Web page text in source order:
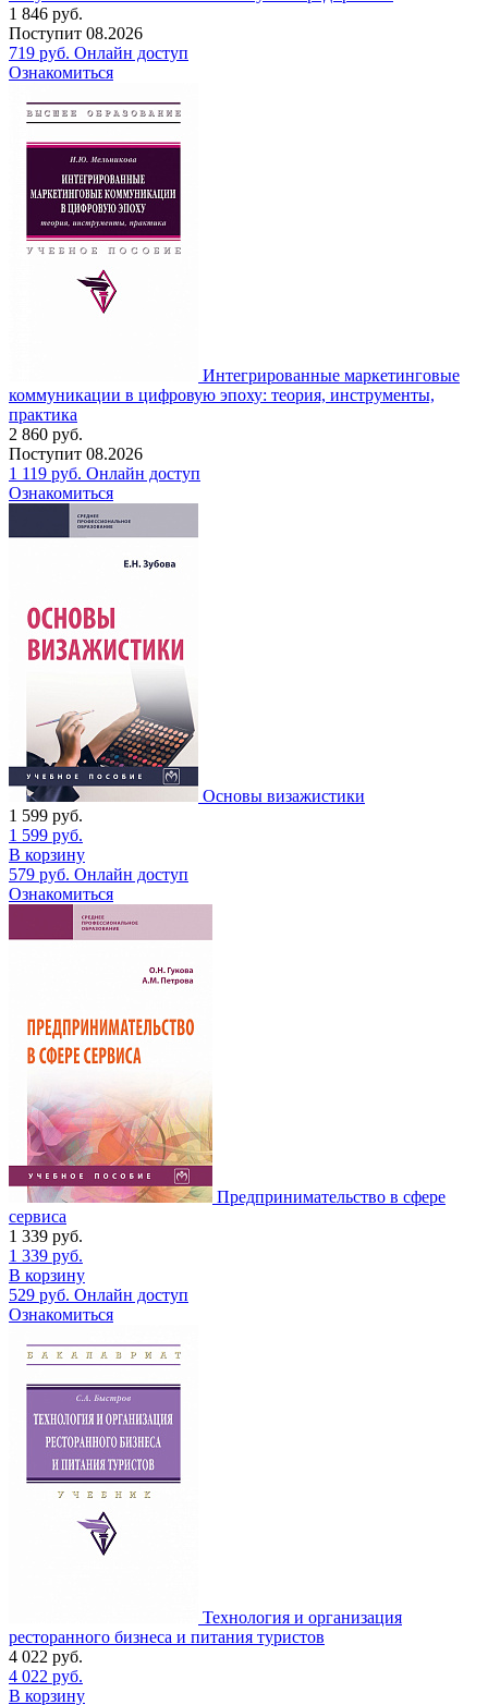
1 846 руб.
Поступит 08.2026
719 руб. Онлайн доступ
Ознакомиться
Интегрированные маркетинговые
коммуникации в цифровую эпоху: теория, инструменты,
практика
2 860 руб.
Поступит 08.2026
1 119 руб. Онлайн доступ
Ознакомиться
Основы визажистики
1 599 руб.
1 599 руб.
В корзину
579 руб. Онлайн доступ
Ознакомиться
Предпринимательство в сфере
сервиса
1 339 руб.
1 339 руб.
В корзину
529 руб. Онлайн доступ
Ознакомиться
Технология и организация
ресторанного бизнеса и питания туристов
4 022 руб.
4 022 руб.
В корзину